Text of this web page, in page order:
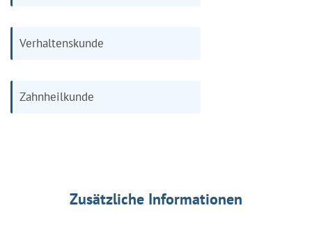
Verhaltenskunde
Zahnheilkunde
Zusätzliche Informationen